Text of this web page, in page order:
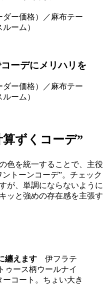
ーデにメリハリを
ずくコーデ”
色を統一することで、主役
トーンコーデ”。チェック
が、単調にならないように
ッと強めの存在感を主張す
纏えます 伊フラテ
ゥース柄ウールナイ
コート。ちょい大き